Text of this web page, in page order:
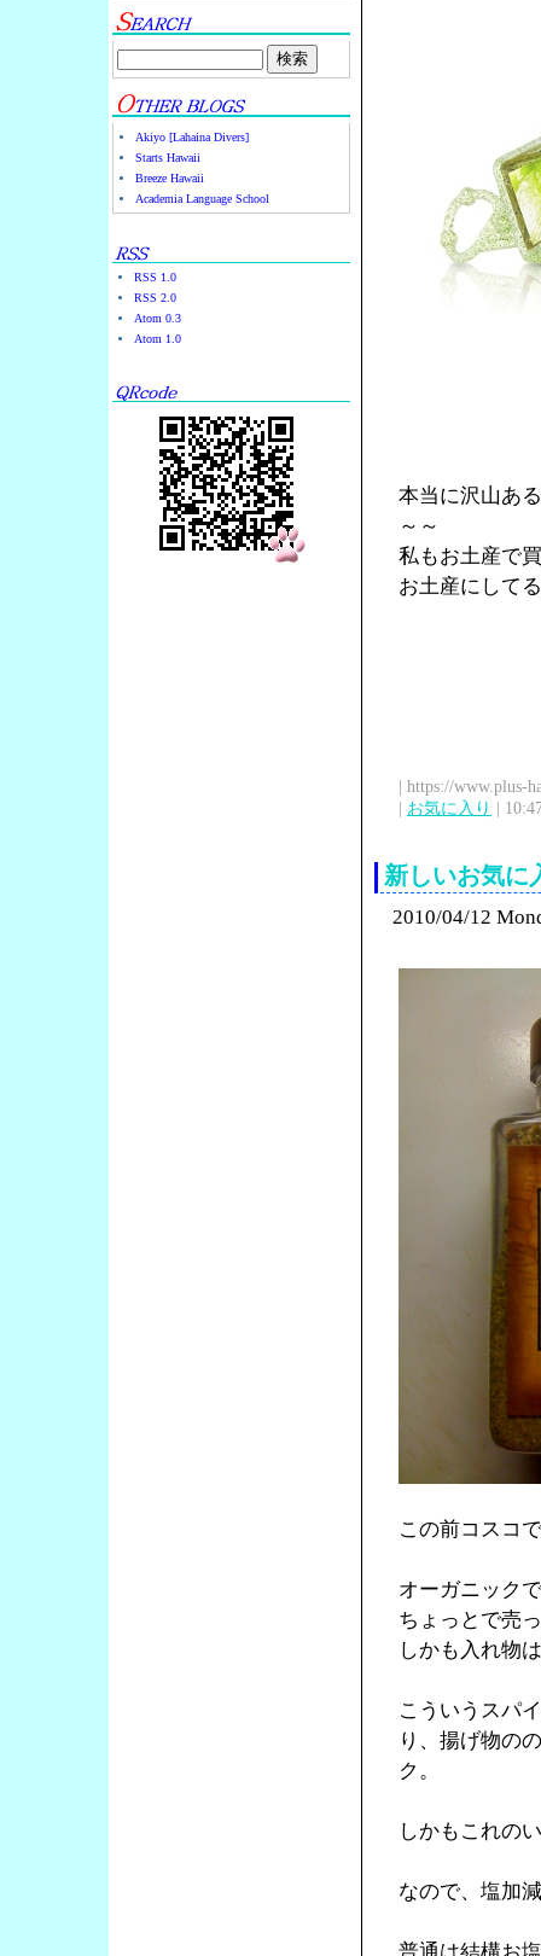
Akiyo [Lahaina Divers]
Starts Hawaii
Breeze Hawaii
Academia Language School
RSS 1.0
RSS 2.0
Atom 0.3
Atom 1.0
本当に沢山あ
～～
私もお土産で
お土産にして
| https://www.plus-
| お気に入り |
新しいお気
2010/04/12
この前コスコ
オーガニック
ちょっとで売
しかも入れ物
こういうスパ
り、揚げ物の
ク。
しかもこれの
なので、塩加